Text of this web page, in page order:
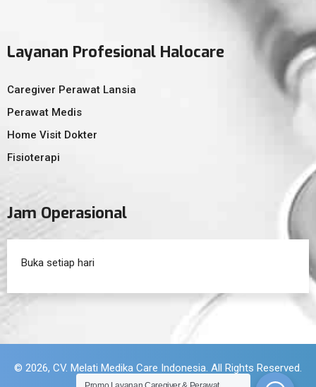
Layanan Profesional Halocare
Caregiver Perawat Lansia
Perawat Medis
Home Visit Dokter
Fisioterapi
Jam Operasional
Buka setiap hari
© 2026, CV. Melati Medika Care Indonesia. All Rights Reserved.